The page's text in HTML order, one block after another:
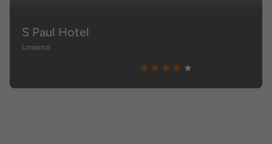
S Paul Hotel
Limassol